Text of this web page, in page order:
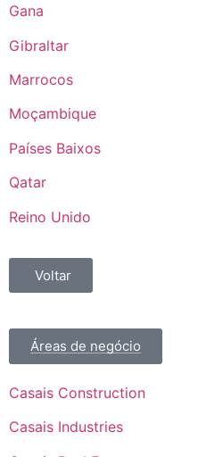
Gana
Gibraltar
Marrocos
Moçambique
Países Baixos
Qatar
Reino Unido
Voltar
Áreas de negócio
Casais Construction
Casais Industries